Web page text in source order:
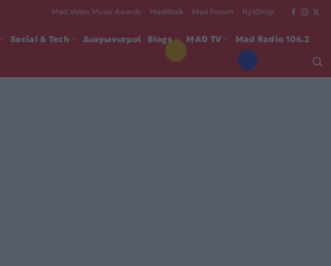
Mad Video Music Awards MadWalk Mad Forum NyxDrop
Social & Tech Διαγωνισμοί Blogs MAD TV Mad Radio 106.2